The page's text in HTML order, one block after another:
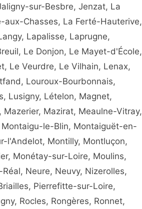
sur-Besbre, Jenzat, La
aux-Chasses, La Ferté-Hauterive,
Lapalisse, Laprugne,
Le Donjon, Le Mayet-d'École,
Le Veurdre, Le Vilhain, Lenax,
Louroux-Bourbonnais,
Lusigny, Lételon, Magnet,
Mazirat, Meaulne-Vitray,
le-Blin, Montaiguët-en-
l'Andelot, Montilly, Montluçon,
Monétay-sur-Loire, Moulins,
Neure, Neuvy, Nizerolles,
Pierrefitte-sur-Loire,
Rocles, Rongères, Ronnet,